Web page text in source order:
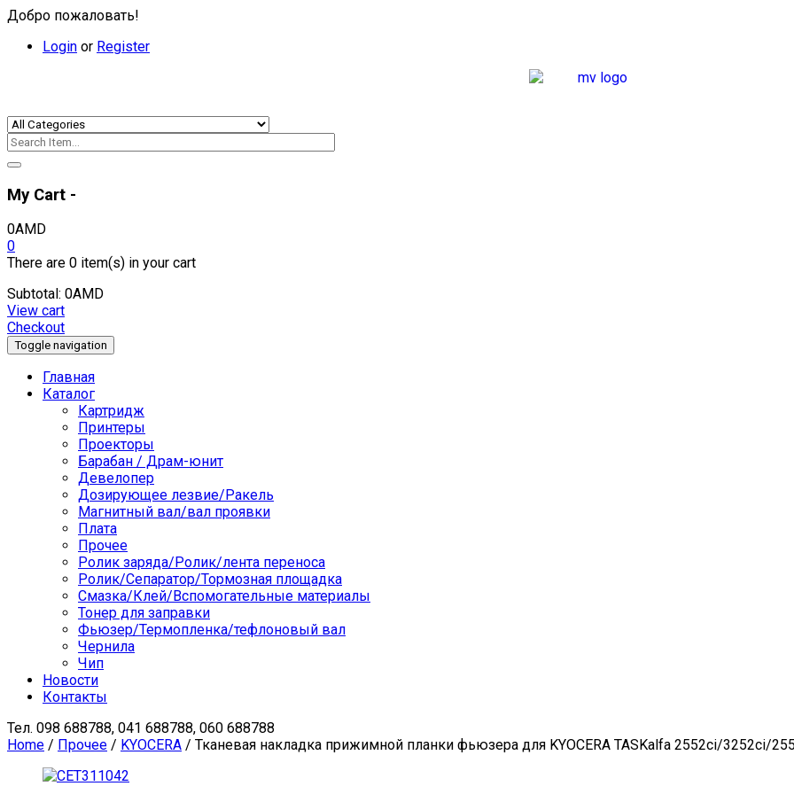
Добро пожаловать!
Login or Register
My Cart -
0AMD
0
There are 0 item(s) in your cart
Subtotal: 0AMD
View cart
Checkout
Toggle navigation
Главная
Каталог
Картридж
Принтеры
Проекторы
Барабан / Драм-юнит
Девелопер
Дозирующее лезвие/Ракель
Магнитный вал/вал проявки
Плата
Прочее
Ролик заряда/Ролик/лента переноса
Ролик/Сепаратор/Тормозная площадка
Смазка/Клей/Вспомогательные материалы
Тонер для заправки
Фьюзер/Термопленка/тефлоновый вал
Чернила
Чип
Новости
Контакты
Тел. 098 688788, 041 688788, 060 688788
Home / Прочее / KYOCERA / Тканевая накладка прижимной планки фьюзера для KYOCERA TASKalfa 2552ci/3252ci/